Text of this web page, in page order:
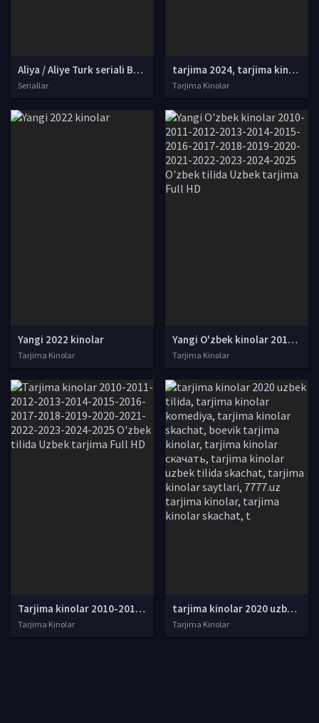
Aliya / Aliye Turk seriali Barcha qismlar Uzbek tilida O'zbekcha 2004 tarjima serial Full HD skachat
Seriallar
tarjima 2024, tarjima kinolar 2024, uzbek tarjima 2024, tarjima kinolar tilida tilida 2024, uzbek tilida tarjima 2024, kino tarjima 2024, uzbek tarjima kinolar 2024, tarjima kinolar 2024 uzbek tilida, tarjima kinolar 2024 o zbek, tarjima kinolar 2024
Tarjima Kinolar
Yangi 2022 kinolar
Tarjima Kinolar
Yangi O'zbek kinolar 2010-2011-2012-2013-2014-2015-2016-2017-2018-2019-2020-2021-2022-2023-2024-2025 O'zbek tilida Uzbek tarjima Full HD
Tarjima Kinolar
Tarjima kinolar 2010-2011-2012-2013-2014-2015-2016-2017-2018-2019-2020-2021-2022-2023-2024-2025 O'zbek tilida Uzbek tarjima Full HD
Tarjima Kinolar
tarjima kinolar 2020 uzbek tilida, tarjima kinolar komediya, tarjima kinolar skachat, boevik tarjima kinolar, tarjima kinolar скачать, tarjima kinolar uzbek tilida skachat, tarjima kinolar saytlari, 7777.uz tarjima kinolar, tarjima kinolar skachat, t
Tarjima Kinolar